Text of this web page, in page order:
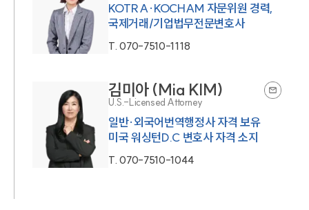
KOTRA·KOCHAM 자문위원 경력,
국제거래/기업법무전문변호사
T.070-7510-1118
김미아 (Mia KIM)
U.S.-Licensed Attorney
일반·외국어번역행정사 자격 보유
미국 워싱턴D.C 변호사 자격 소지
T.070-7510-1044